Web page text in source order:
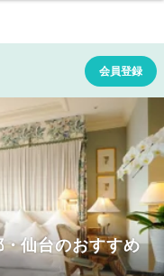
仙台のおすすめ